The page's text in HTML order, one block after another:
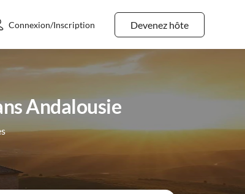
Devenez hôte
Connexion/Inscription
Andalousie